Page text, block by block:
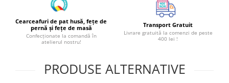
Cearceafuri de pat husă, fețe de
pernă și fețe de masă
Confecționate la comandă în
atelierul nostru!
Transport Gratuit
Livrare gratuită la comenzi de peste
400 lei !
PRODUSE ALTERNATIVE